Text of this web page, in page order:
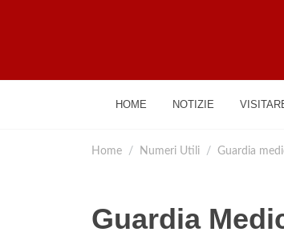
HOME NOTIZIE
Home Numeri Utili Guardia
Guardia